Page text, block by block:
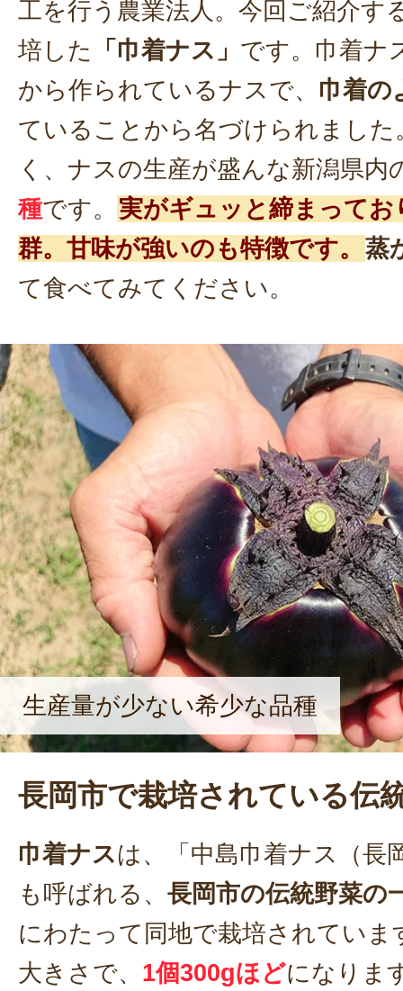
工を行う農業法人。今回ご紹介す
培した
「巾着ナス」 です。巾着ナ
から作られているナスで、 巾着の
ていることから名づけられました
く、ナスの生産が盛んな新潟県内
種です。 実がギュッと締まって
群。甘味が強いのも特徴です。 蒸
て食べてみてください。
生産量が少ない希少な品種
長岡市で栽培されている伝
巾着ナスは、「中島巾着ナス（長
も呼ばれる、 長岡市の伝統野菜の
にわたって同地で栽培されていま
大きさで、 1個300gほどになりま